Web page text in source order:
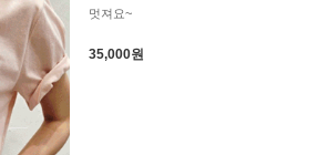
멋져요~
35,000원